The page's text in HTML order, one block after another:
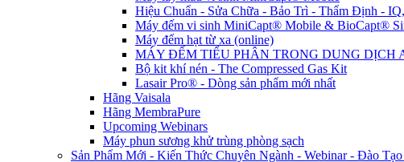
Hiệu Chuẩn - Sửa Chữa - Bảo Trì - Thẩm Định -
Máy đếm vi sinh MiniCapt® Mobile & BioCapt®
Máy đếm hạt từ xa (online)
MÁY ĐẾM TIỂU PHÂN TRONG DUNG DỊCH
Bộ kit khí nén - The Compressed Gas Kit
Lasair Pro® - Dòng sản phẩm mới nhất
Hãng Vaisala
Hãng MembraPure
Upcoming Webinars
Máy phun sương khử trùng phòng sạch
Sản Phẩm Mới - Kiến Thức Chuyên Ngành - Webinar - Đào